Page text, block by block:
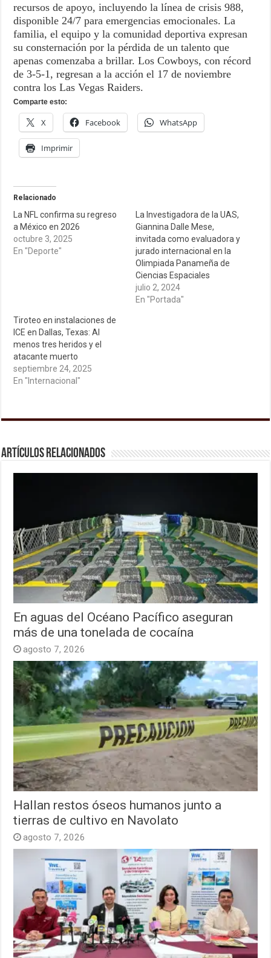
recursos de apoyo, incluyendo la línea de crisis 988,
disponible 24/7 para emergencias emocionales. La
familia, el equipo y la comunidad deportiva expresan
su consternación por la pérdida de un talento que
apenas comenzaba a brillar. Los Cowboys, con récord
de 3-5-1, regresan a la acción el 17 de noviembre
contra los Las Vegas Raiders.
Comparte esto:
X Facebook WhatsApp
Imprimir
Relacionado
La NFL confirma su regreso
a México en 2026
octubre 3, 2025
En "Deporte"
La Investigadora de la UAS,
Giannina Dalle Mese,
invitada como evaluadora y
jurado internacional en la
Olimpiada Panameña de
Ciencias Espaciales
julio 2, 2024
En "Portada"
Tiroteo en instalaciones de
ICE en Dallas, Texas: Al
menos tres heridos y el
atacante muerto
septiembre 24, 2025
En "Internacional"
Artículos relacionados
En aguas del Océano Pacífico aseguran
más de una tonelada de cocaína
agosto 7, 2026
Hallan restos óseos humanos junto a
tierras de cultivo en Navolato
agosto 7, 2026